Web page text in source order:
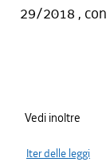
29/2018 ,
Vedi inoltre
Iter delle leggi